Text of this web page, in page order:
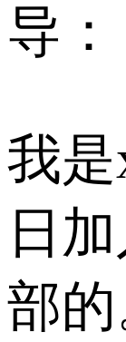
导：
我
日
部